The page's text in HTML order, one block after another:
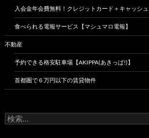
入会金年会費無料！クレジットカード＋キャッシ
食べられる電報サービス【マシュマロ電報】
不動産
予約できる格安駐車場【AKIPPA(あきっぱ!)】
首都圏で６万円以下の賃貸物件
検
索: